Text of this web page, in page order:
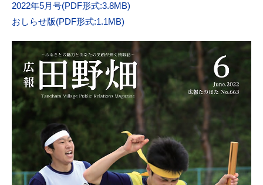
2022年5月号(PDF形式:3.8MB)
おしらせ版(PDF形式:1.1MB)